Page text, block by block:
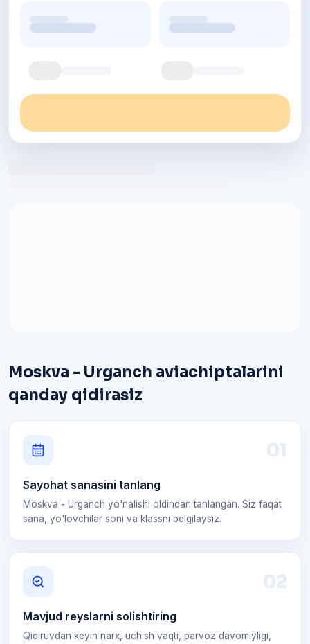
Moskva - Urganch aviachiptalarini
qanday qidirasiz
01
Sayohat sanasini tanlang
Moskva - Urganch yo'nalishi oldindan tanlangan. Siz faqat
sana, yo'lovchilar soni va klassni belgilaysiz.
02
Mavjud reyslarni solishtiring
Qidiruvdan keyin narx, uchish vaqti, parvoz davomiyligi,